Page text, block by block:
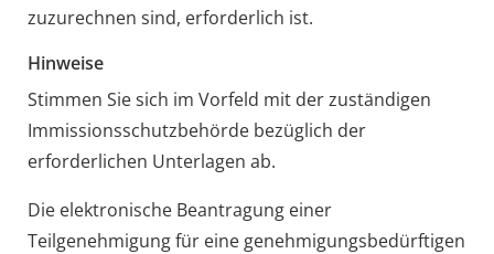
zuzurechnen sind, erforderlich ist.
Hinweise
Stimmen Sie sich im Vorfeld mit der zuständigen
Immissionsschutzbehörde bezüglich der
erforderlichen Unterlagen ab.
Die elektronische Beantragung einer
Teilgenehmigung für eine genehmigungsbedürftigen